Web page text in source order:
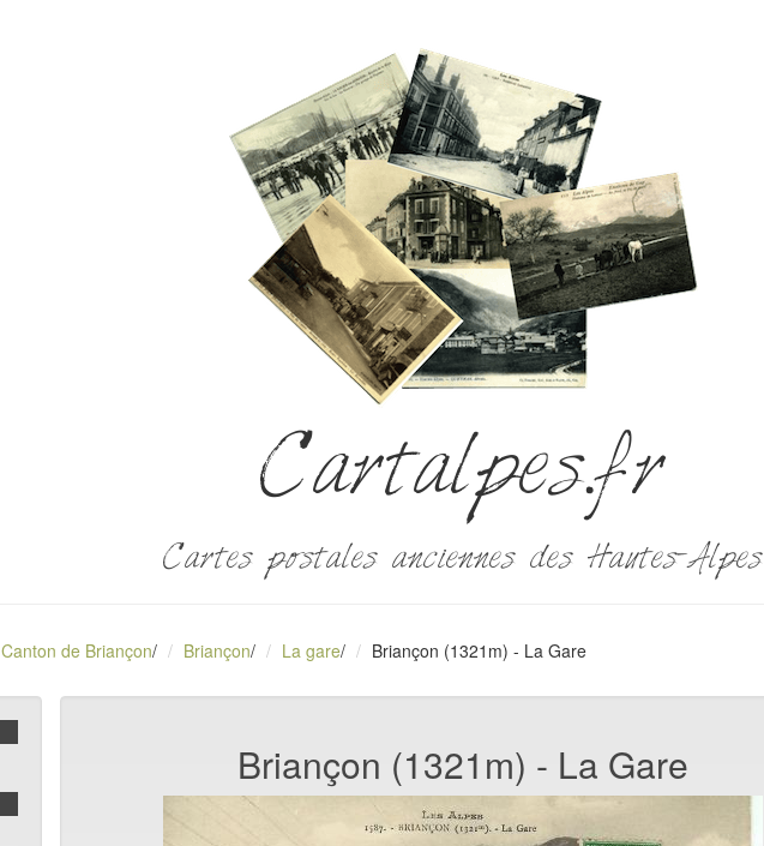
Cartalpes.fr
Cartes postales anciennes des Hautes-Alpes
Canton de Briançon/ Briançon/ La gare/ Briançon (1321m) - La Gare
Briançon (1321m) - La Gare